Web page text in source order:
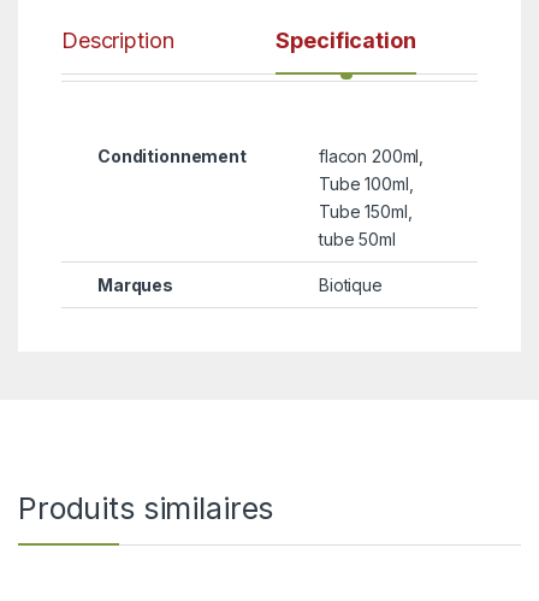
Description Specification
Conditionnement
flacon 200ml,
Tube 100ml,
Tube 150ml,
tube 50ml
Marques Biotique
Produits similaires